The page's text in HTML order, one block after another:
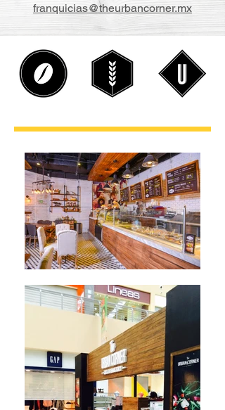
franquicias@theurbancorner.mx